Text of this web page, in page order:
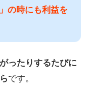
の時にも利益を
ったりするたびに
です。